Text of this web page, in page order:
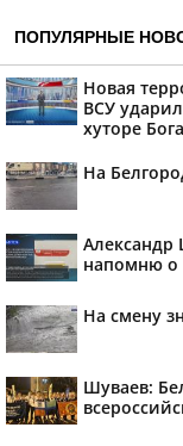
ПОПУЛЯРНЫЕ
Новая
ВСУ
хуторе
На
Александр
напомню о
На смену
Шуваев: